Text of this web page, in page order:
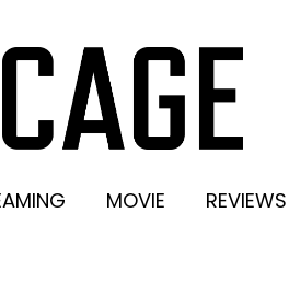
MOVIE REVIEWS